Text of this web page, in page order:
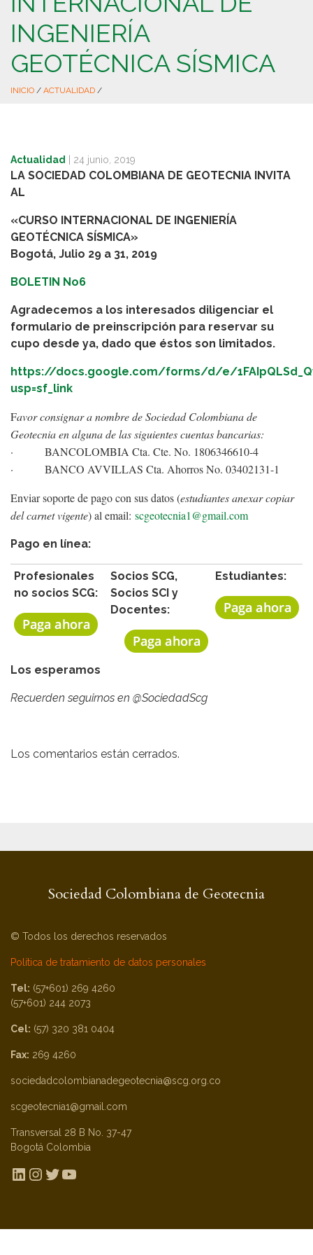
INGENIERÍA
GEOTÉCNICA SÍSMICA
INICIO / ACTUALIDAD /
Actualidad 24 junio, 2019
LA SOCIEDAD COLOMBIANA DE GEOTECNIA INVITA
AL
«CURSO INTERNACIONAL DE INGENIERÍA
GEOTÉCNICA SÍSMICA»
Bogotá, Julio 29 a 31, 2019
BOLETIN No6
Agradecemos a los interesados diligenciar el
formulario de preinscripción para reservar su
cupo desde ya, dado que éstos son limitados.
https://docs.google.com/forms/d/e/
usp=sf_link
Favor consignar a nombre de Sociedad Colombiana de
Geotecnia en alguna de las siguientes cuentas bancarias:
· BANCOLOMBIA Cta. Cte. No. 1806346610-4
· BANCO AVVILLAS Cta. Ahorros No. 03402131-1
Enviar soporte de pago con sus datos (estudiantes anexar copiar
del carnet vigente) al email: scgeotecnia1@gmail.com
Pago en línea:
Profesionales
no socios SCG:
Socios SCG,
Socios SCI y
Docentes:
Estudiantes:
Los esperamos
Recuerden seguirnos en @SociedadScg
Los comentarios están cerrados.
Sociedad Colombiana de Geotecnia
© Todos los derechos reservados
Política de tratamiento de datos personales
Tel: (57+601) 269 4260
(57+601) 244 2073
Cel: (57) 320 381 0404
Fax: 269 4260
sociedadcolombianadegeotecnia@scg.org.co
scgeotecnia1@gmail.com
Transversal 28 B No. 37-47
Bogotá Colombia
LinkedIn
Instagram
Twitter
YouTube